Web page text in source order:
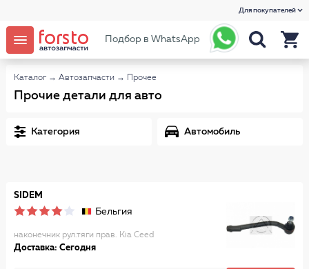
Для покупателей
Подбор в WhatsApp
Каталог → Автозапчасти → Прочее
Прочие детали для авто
Категория Автомобиль
SIDEM
Бельгия
наконечник рул.тяги прав. Kia Ceed
Доставка: Сегодня